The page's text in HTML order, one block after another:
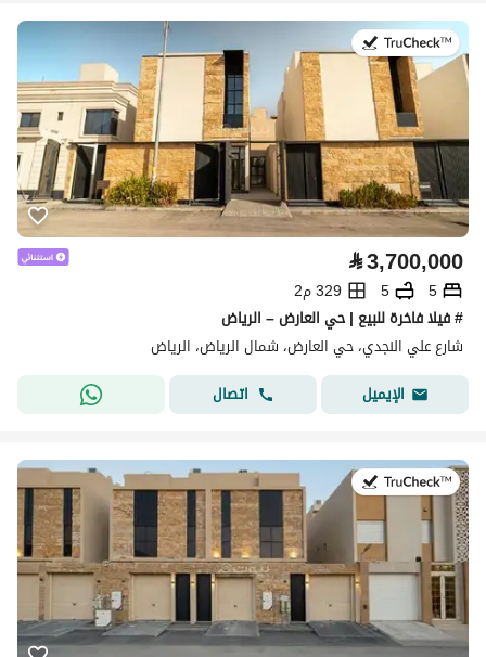
في:27 يوليو 2026
⃁3,700,000
5
5
329 م2
# فيلا فاخرة للبيع | حي العارض – الرياض
شارع علي النجدي، حي العارض، شمال الرياض، الرياض
الإيميل
اتصال
في:27 يوليو 2026